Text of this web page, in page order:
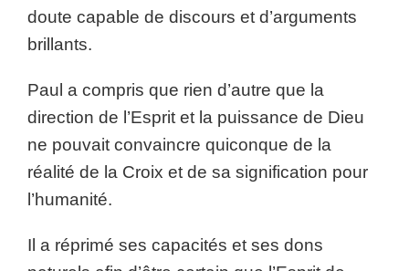
doute capable de discours et d’arguments
brillants.
Paul a compris que rien d’autre que la
direction de l’Esprit et la puissance de Dieu
ne pouvait convaincre quiconque de la
réalité de la Croix et de sa signification pour
l’humanité.
Il a réprimé ses capacités et ses dons